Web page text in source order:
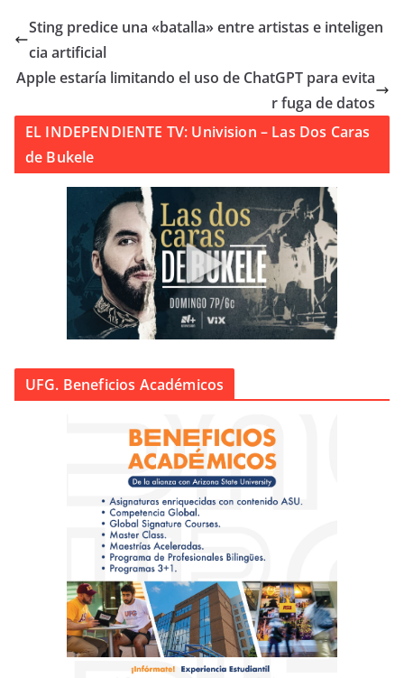
Sting predice una «batalla» entre artistas e inteligen
cia artificial
Apple estaría limitando el uso de ChatGPT para evita
r fuga de datos
EL INDEPENDIENTE TV: Univision – Las Dos Caras
de Bukele
UFG. Beneficios Académicos